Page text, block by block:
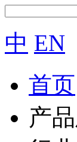
中 EN
首页
产